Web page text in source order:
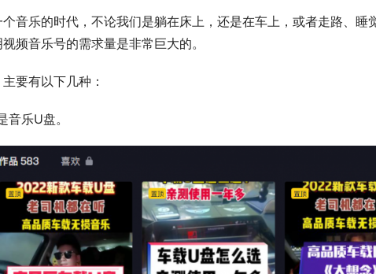
音乐的时代，不论我们是躺在床上，还是在车上，或者走路、睡觉
频音乐号的需求量是非常巨大的。
要有以下几种：
乐U盘。